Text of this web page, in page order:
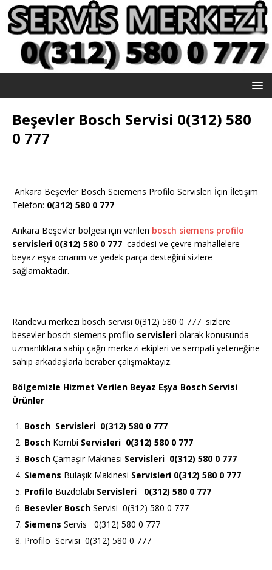
Beşevler Bosch Servisi 0(312) 580
0 777
Ankara Beşevler Bosch Seiemens Profilo Servisleri İçin İletişim
Telefon: 0(312) 580 0 777
Ankara Beşevler bölgesi için verilen bosch siemens profilo
servisleri 0(312) 580 0 777 caddesi ve çevre mahallelere
beyaz eşya onarım ve yedek parça desteğini sizlere
sağlamaktadır.
Randevu merkezi bosch servisi 0(312) 580 0 777 sizlere
besevler bosch siemens profilo servisleri olarak konusunda
uzmanlıklara sahip çağrı merkezi ekipleri ve sempati yeteneğine
sahip arkadaşlarla beraber çalışmaktayız.
Bölgemizle Hizmet Verilen Beyaz Eşya Bosch Servisi
Ürünler
Bosch Servisleri 0(312) 580 0 777
Bosch Kombi Servisleri 0(312) 580 0 777
Bosch Çamaşır Makinesi Servisleri 0(312) 580 0 777
Siemens Bulaşık Makinesi Servisleri 0(312) 580 0 777
Profilo Buzdolabı Servisleri 0(312) 580 0 777
Besevler Bosch Servisi 0(312) 580 0 777
Siemens Servis 0(312) 580 0 777
Profilo Servisi 0(312) 580 0 777